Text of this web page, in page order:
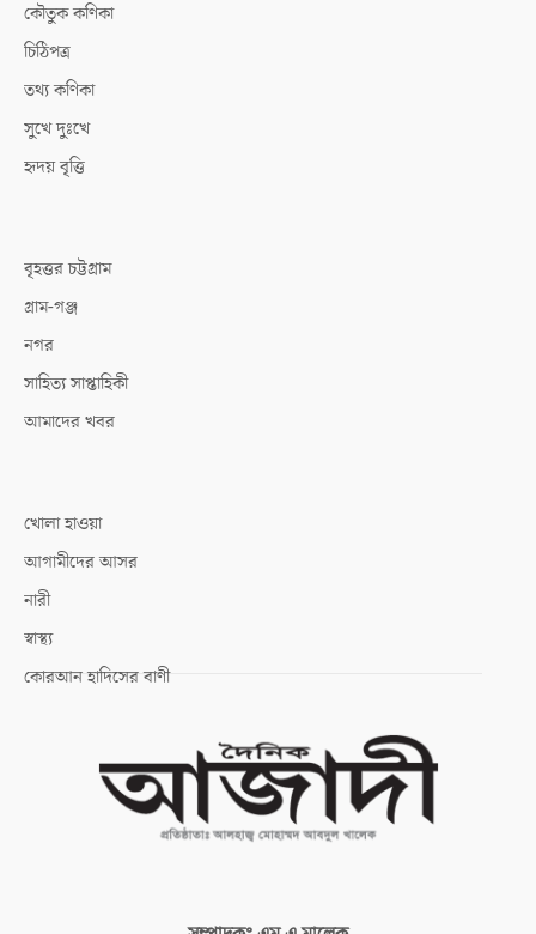
কৌতুক কণিকা
চিঠিপত্র
তথ্য কণিকা
সুখে দুঃখে
হৃদয় বৃত্তি
বৃহত্তর চট্টগ্রাম
গ্রাম-গঞ্জ
নগর
সাহিত্য সাপ্তাহিকী
আমাদের খবর
খোলা হাওয়া
আগামীদের আসর
নারী
স্বাস্থ্য
কোরআন হাদিসের বাণী